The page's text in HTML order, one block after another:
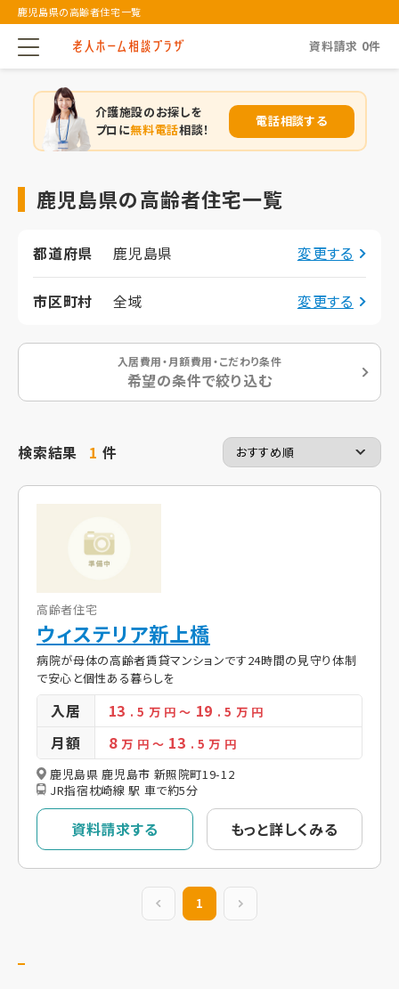
鹿児島県の高齢者住宅一覧
資料請求 0件
介護施設のお探しを
プロに無料電話相談！
電話相談する
鹿児島県の高齢者住宅一覧
都道府県 鹿児島県 変更する
市区町村 全域 変更する
入居費用・月額費用・こだわり条件
希望の条件で絞り込む
検索結果 1 件
高齢者住宅
ウィステリア新上橋
病院が母体の高齢者賃貸マンションです24時間の見守り体制
で安心と個性ある暮らしを
入居 13 . 5 万 円～ 19 . 5 万 円
月額 8万 円 ～ 13 . 5万 円
鹿児島県 鹿児島市 新照院町19-12
JR指宿枕崎線 駅 車で約5分
資料請求する もっと詳しくみる
前の20件
1